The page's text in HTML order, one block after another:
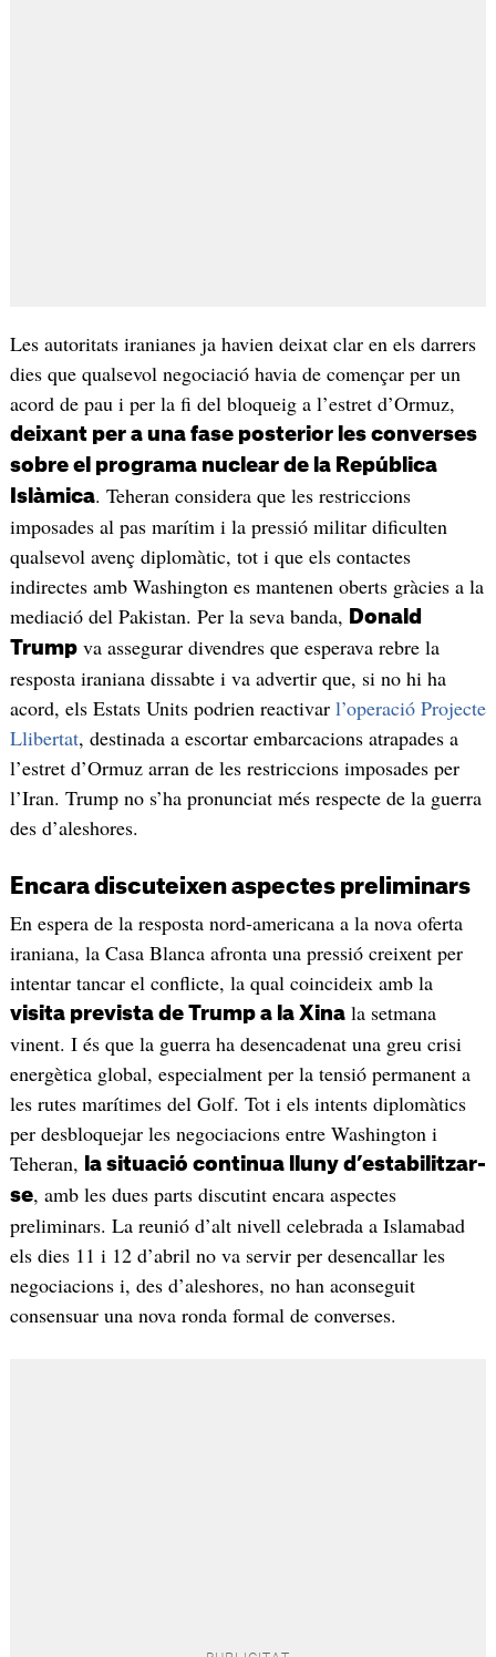
Les autoritats iranianes ja havien deixat clar en els darrers
dies que qualsevol negociació havia de començar per un
acord de pau i per la fi del bloqueig a l’estret d’Ormuz,
deixant per a una fase posterior les converses
sobre el programa nuclear de la República
Islàmica. Teheran considera que les restriccions
imposades al pas marítim i la pressió militar dificulten
qualsevol avenç diplomàtic, tot i que els contactes
indirectes amb Washington es mantenen oberts gràcies a la
mediació del Pakistan. Per la seva banda, Donald
Trumpva assegurar divendres que esperava rebre la
resposta iraniana dissabte i va advertir que, si no hi ha
acord, els Estats Units podrien reactivar l’operació Projecte
Llibertat, destinada a escortar embarcacions atrapades a
l’estret d’Ormuz arran de les restriccions imposades per
l’Iran. Trump no s’ha pronunciat més respecte de la guerra
des d’aleshores.
Encara discuteixen aspectes preliminars
En espera de la resposta nord-americana a la nova oferta
iraniana, la Casa Blanca afronta una pressió creixent per
intentar tancar el conflicte, la qual coincideix amb la
visita prevista de Trump a la Xinala setmana
vinent. I és que la guerra ha desencadenat una greu crisi
energètica global, especialment per la tensió permanent a
les rutes marítimes del Golf. Tot i els intents diplomàtics
per desbloquejar les negociacions entre Washington i
Teheran,
la situació continua lluny d’estabilitzar-
se, amb les dues parts discutint encara aspectes
preliminars. La reunió d’alt nivell celebrada a Islamabad
els dies 11 i 12 d’abril no va servir per desencallar les
negociacions i, des d’aleshores, no han aconseguit
consensuar una nova ronda formal de converses.